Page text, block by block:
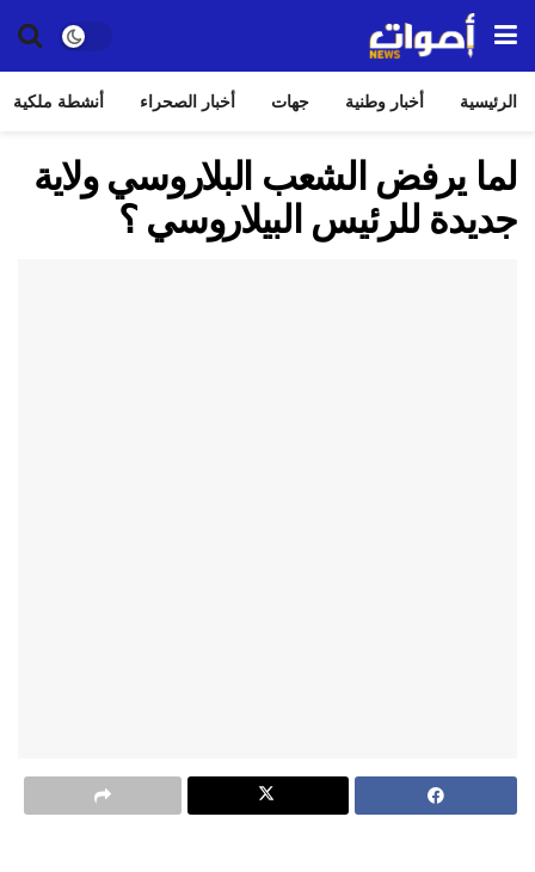
الرئيسية أخبار وطنية جهات أخبار الصحراء أنشطة ملكية
لما يرفض الشعب البلاروسي ولاية
جديدة للرئيس البيلاروسي ؟